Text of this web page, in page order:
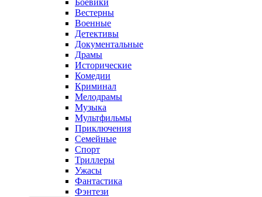
Боевики
Вестерны
Военные
Детективы
Документальные
Драмы
Исторические
Комедии
Криминал
Мелодрамы
Музыка
Мультфильмы
Приключения
Семейные
Спорт
Триллеры
Ужасы
Фантастика
Фэнтези